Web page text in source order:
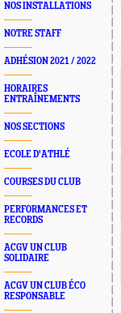
NOS INSTALLATIONS
NOTRE STAFF
ADHÉSION 2021 / 2022
HORAIRES
ENTRAÎNEMENTS
NOS SECTIONS
ECOLE D'ATHLÉ
COURSES DU CLUB
PERFORMANCES ET
RECORDS
ACGV UN CLUB
SOLIDAIRE
ACGV UN CLUB ÉCO
RESPONSABLE